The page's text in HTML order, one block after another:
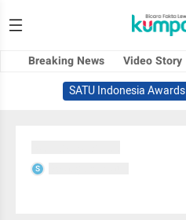
Breaking News Video Story
SATU Indonesia Awards
S